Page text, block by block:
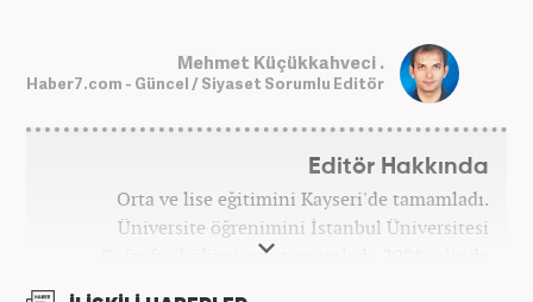
Mehmet Küçükkahveci .
Haber7.com - Güncel / Siyaset Sorumlu Editör
Editör Hakkında
Orta ve lise eğitimini Kayseri'de tamamladı.
Üniversite öğrenimini İstanbul Üniversitesi
Coğrafya bölümünde tamamladı. 2008 yılında